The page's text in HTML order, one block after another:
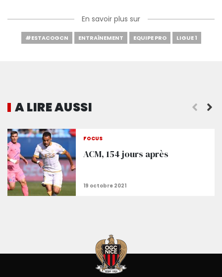
En savoir plus sur
#ESTACOGCN ENTRAÎNEMENT EQUIPE PRO LIGUE 1
A LIRE AUSSI
FOCUS
ACM, 154 jours après
Galtier : « Insister et appuyer sur notre plan de jeu